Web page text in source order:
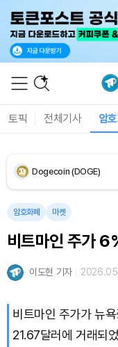
토픽 전체기사 암
XRP (XRP)
Dogecoin (DOGE)
Bitcoin (BTC)
암호화폐 마켓
비트마인 주가
이도현 기자
비트마인 주가가 뉴
21.67달러에 거래되